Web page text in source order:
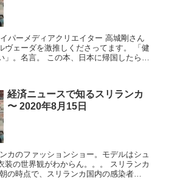
ェーダを激推しくださってます。 「健
日本に帰国したら探
経済ニュースで知るスリランカ
〜 2020年8月15日
界観がわからん。。。 スリランカ